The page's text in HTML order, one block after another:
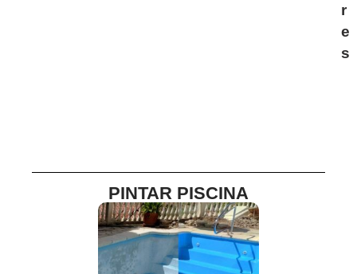
r
e
s
PINTAR PISCINA